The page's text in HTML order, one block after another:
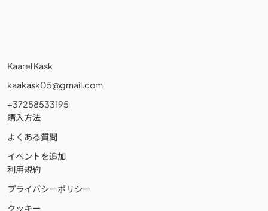
Kaarel Kask
kaakask05@gmail.com
+37258533195
購入方法
よくある質問
イベントを追加
利用規約
プライバシーポリシー
クッキー